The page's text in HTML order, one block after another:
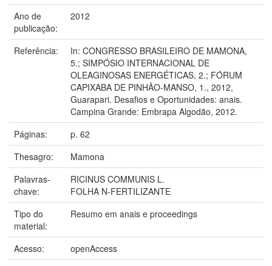
Ano de
publicação:
2012
Referência:
In: CONGRESSO BRASILEIRO DE MAMONA,
5.; SIMPÓSIO INTERNACIONAL DE
OLEAGINOSAS ENERGÉTICAS, 2.; FÓRUM
CAPIXABA DE PINHÃO-MANSO, 1., 2012,
Guarapari. Desafios e Oportunidades: anais.
Campina Grande: Embrapa Algodão, 2012.
Páginas:
p. 62
Thesagro:
Mamona
Palavras-
chave:
RICINUS COMMUNIS L.
FOLHA N-FERTILIZANTE
Tipo do
material:
Resumo em anais e proceedings
Acesso:
openAccess